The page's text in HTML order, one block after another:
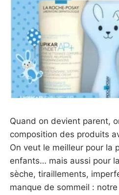
Quand on devient parent,
composition des produits
On veut le meilleur pour la
enfants… mais aussi pour
sèche, tiraillements,
manque de sommeil :